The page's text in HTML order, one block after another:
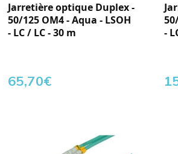
Jarretière optique Duplex -
50/125 OM4 - Aqua - LSOH
- LC / LC - 30 m
65,70€
-